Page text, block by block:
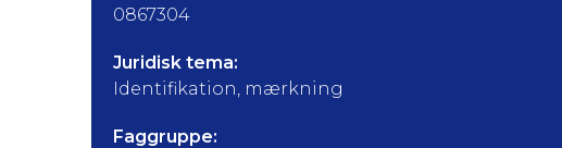
0867304
Juridisk tema:
Identifikation, mærkning
Faggruppe: